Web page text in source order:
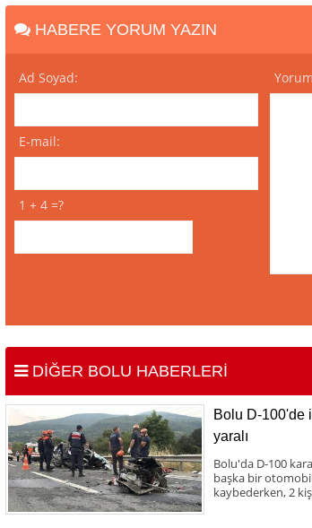
HABERE YORUM YAZIN
Ad Soyad:
E-mail:
1 + 4 =?
DİĞER BOLU HABERLERİ
Bolu D-100'de
yaralı
Bolu'da D-100
başka bir
kaybederken, 2